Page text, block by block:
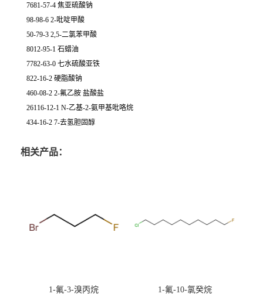
7681-57-4 焦亚硫酸钠
98-98-6 2-吡啶甲酸
50-79-3 2,5-二氯苯甲酸
8012-95-1 石蜡油
7782-63-0 七水硫酸亚铁
822-16-2 硬脂酸钠
460-08-2 2-氟乙胺 盐酸盐
26116-12-1 N-乙基-2-氨甲基吡咯烷
434-16-2 7-去氢胆固醇
相关产品：
1-氟-3-溴丙烷 1-氟-10-氯癸烷